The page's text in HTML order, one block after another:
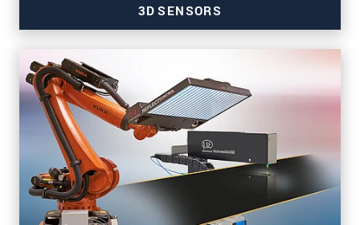
3D SENSORS
3D sensors for precise inline measurement tasks